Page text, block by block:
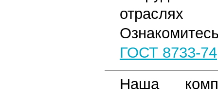
отраслях
ГОСТ 8733-74
Наша